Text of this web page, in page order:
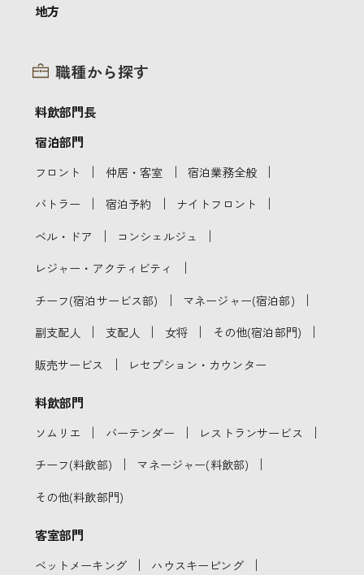
地方
職種から探す
料飲部門長
宿泊部門
フロント ｜ 仲居・客室 ｜ 宿泊業務全般 ｜
バトラー ｜ 宿泊予約 ｜ ナイトフロント ｜
ベル・ドア ｜ コンシェルジュ ｜
レジャー・アクティビティ ｜
チーフ(宿泊サービス部) ｜ マネージャー(宿泊部) ｜
副支配人 ｜ 支配人 ｜ 女将 ｜ その他(宿泊部門) ｜
販売サービス ｜ レセプション・カウンター
料飲部門
ソムリエ ｜ バーテンダー ｜ レストランサービス ｜
チーフ(料飲部) ｜ マネージャー(料飲部) ｜
その他(料飲部門)
客室部門
ベットメーキング ｜ ハウスキーピング ｜